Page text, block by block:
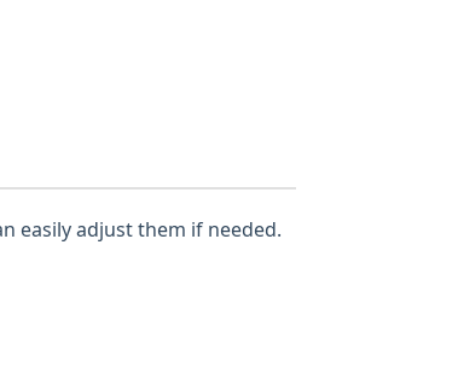
easily adjust them if needed.